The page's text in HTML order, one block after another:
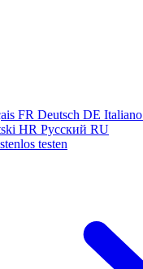
FR Deutsch DE Italiano
HR Русский RU
testen